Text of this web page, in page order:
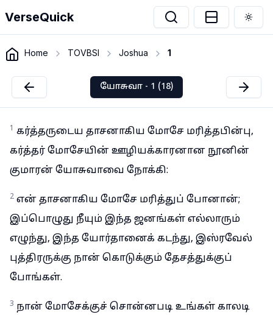
VerseQuick
Home TOVBSI Joshua 1
யோசுவா - 1 (18)
1 கர்த்தருடைய தாசனாகிய மோசே மரித்தபின்பு,
கர்த்தர் மோசேயின் ஊழியக்காரனான நூனின்
குமாரன் யோசுவாவை நோக்கி:
2 என் தாசனாகிய மோசே மரித்துப் போனான்;
இப்பொழுது நீயும் இந்த ஜனங்கள் எல்லாரும்
எழுந்து, இந்த யோர்தானைக் கடந்து, இஸ்ரவேல்
புத்திரருக்கு நான் கொடுக்கும் தேசத்துக்குப்
போங்கள்.
3 நான் மோசேக்குச் சொன்னபடி உங்கள் காலடி